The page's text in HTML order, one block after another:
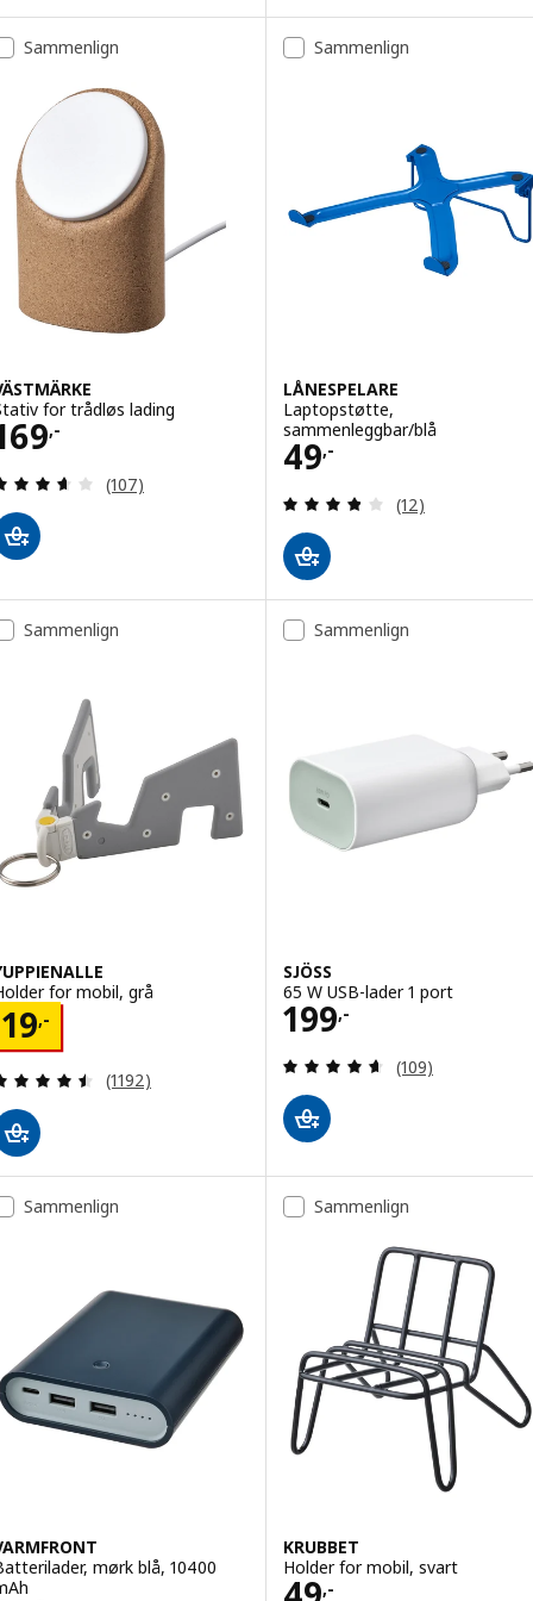
Sammenlign
for trådløs lading
,-
169,-
Gjennomgang: 3.6 av 5 stjerner. Samlede
(107)
Sammenlign
LÅNESPELARE
Laptopstøtte,
sammenleggbar/blå
49,-
Pris 49,-
Gjennomgang:
(12)
Sammenlign
for mobil, grå
19,-19,-
Gjennomgang: 4.5 av 5 stjerner. Samlede
(1192)
Sammenlign
SJÖSS
65 W USB-lader 1 port
199,-
Pris 199,-
Gjennomgang:
(109)
Sammenlign
mørk blå, 10400
Sammenlign
KRUBBET
Holder for mobil, svart
,-